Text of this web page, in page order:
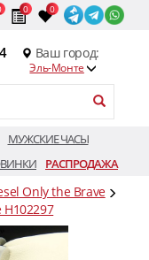
0 0
Ваш город:
Эль-Монте
МУЖСКИЕ ЧАСЫ
РАСПРОДАЖА
Only the Brave